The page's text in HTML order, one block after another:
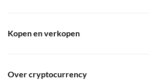
Kopen en verkopen
Over cryptocurrency